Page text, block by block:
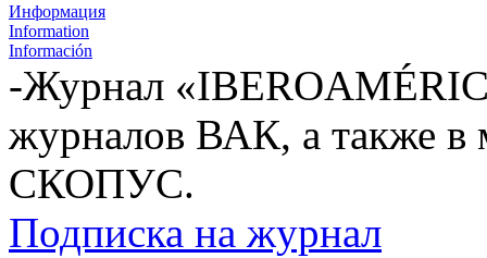
Информация
Information
Información
-Журнал
журналов ВАК, а также в
СКОПУС.
Подписка на журнал